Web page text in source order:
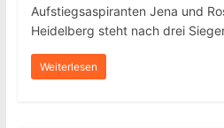
Aufstiegsaspiranten Jena und
Heidelberg steht nach drei
Weiterlesen